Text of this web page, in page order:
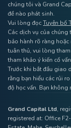
chúng tôi và Grand
đề nào phát sinh.
Vui lòng đọcTuyên bố
Các dịch vụ của
bảo hành rõ ràng
tuân thủ, vui lòng
tham khảo ý kiến ​​cố
Trước khi bắt đầu giao
rằng bạn hiểu các rủi
độ học vấn. Bạn
Grand Capital Ltd,
registered at: Office